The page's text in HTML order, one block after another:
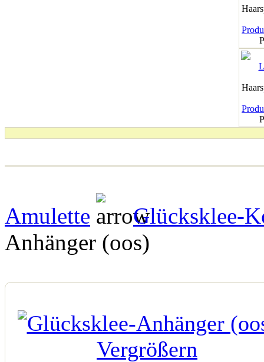
Amulette
Glücksklee-
Anhänger (oos)
Vergrößern